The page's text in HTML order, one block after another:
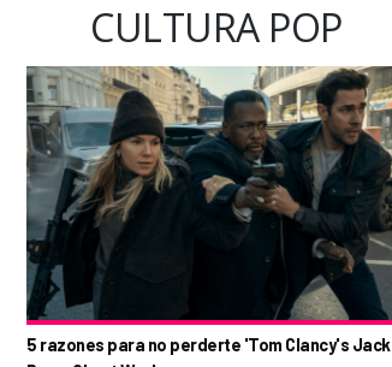
CULTURA POP
5 razones para no perderte 'Tom Clancy's Jack